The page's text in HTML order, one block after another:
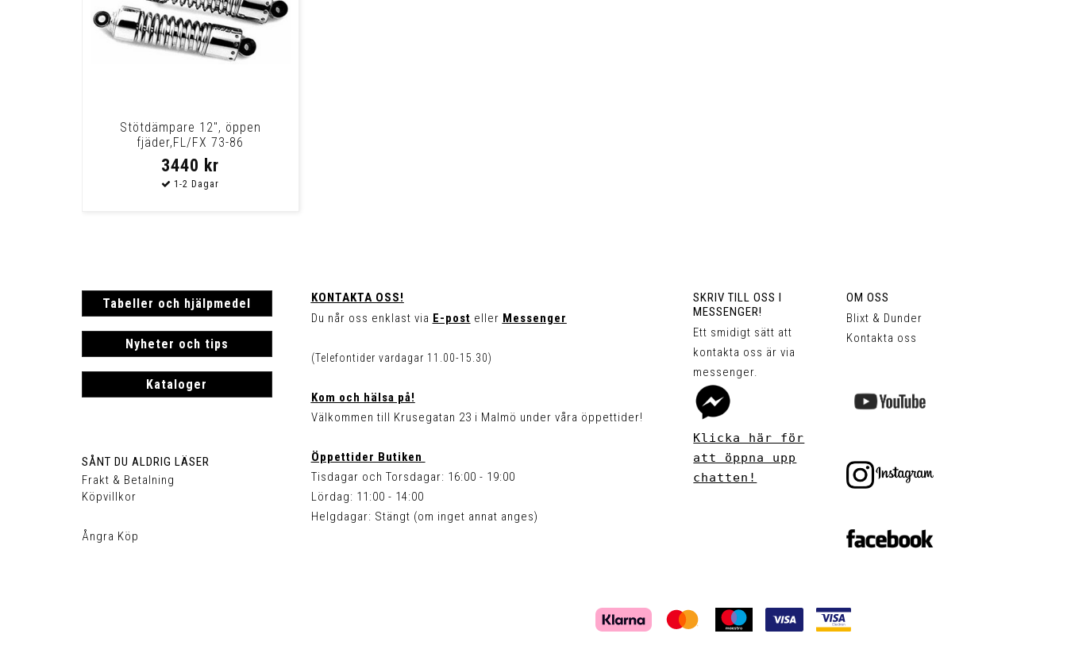
Stötdämpare 12", öppen
fjäder,FL/FX 73-86
3440 kr
Tabeller och hjälpmedel
Nyheter och tips
Kataloger
SÅNT DU ALDRIG LÄSER
Frakt & Betalning
Köpvillkor
Ångra Köp
KONTAKTA OSS!
Du når oss enklast via E-post eller Messenger
(Telefontider vardagar 11.00-15.30)
Kom och hälsa på!
Välkommen till Krusegatan 23 i Malmö under våra öppettider!
Öppettider Butiken
Tisdagar och Torsdagar: 16:00 - 19:00
Lördag: 11:00 - 14:00
Helgdagar: Stängt (om inget annat anges)
SKRIV TILL OSS I
MESSENGER!
Ett smidigt sätt att
kontakta oss är via
messenger.
Klicka här för
att öppna upp
chatten!
OM OSS
Blixt & Dunder
Kontakta oss